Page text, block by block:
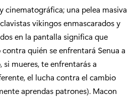
cinematográfica; una pelea masiva
vikingos enmascarados y
en la pantalla significa que
quién se enfrentará Senua a
mueres, te enfrentarás a
el lucha contra el cambio
aprendas patrones). Macon